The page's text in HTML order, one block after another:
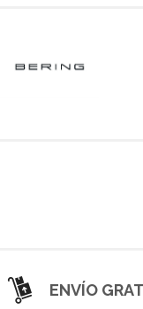
ENVÍO